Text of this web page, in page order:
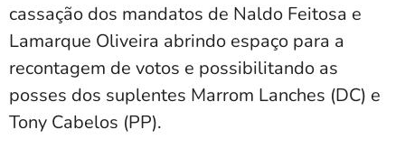
cassação dos mandatos de Naldo Feitosa e
Lamarque Oliveira abrindo espaço para a
recontagem de votos e possibilitando as
posses dos suplentes Marrom Lanches (DC) e
Tony Cabelos (PP).